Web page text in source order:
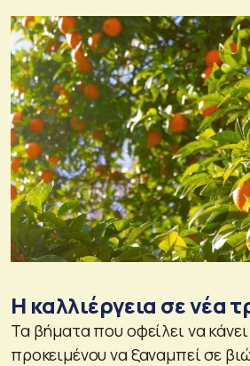
Η καλλιέργεια σε νέα
Τα βήματα που οφείλει να
προκειμένου να ξαναμπεί σε